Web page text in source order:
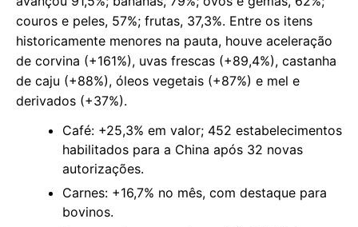
couros e peles, 57%; frutas, 37,3%. Entre os itens
historicamente menores na pauta, houve aceleração
de corvina (+161%), uvas frescas (+89,4%), castanha
de caju (+88%), óleos vegetais (+87%) e mel e
derivados (+37%).
Café: +25,3% em valor; 452 estabelecimentos
habilitados para a China após 32 novas
autorizações.
Carnes: +16,7% no mês, com destaque para
bovinos.